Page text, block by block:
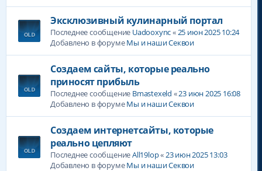
Эксклюзивный кулинарный портал
Последнее сообщение Uadooxync« 25 июн 2025 10:24
Добавлено в форумеМы и наши Секвои
Создаем сайты, которые реально
приносят прибыль
Последнее сообщение Bmastexeld «23 июн 2025 16:08
Добавлено в форумеМы и наши Секвои
Создаем интернетсайты, которые
реально цепляют
Последнее сообщениеAll19lop« 23 июн 2025 13:03
Добавлено в форумеМы и наши Секвои